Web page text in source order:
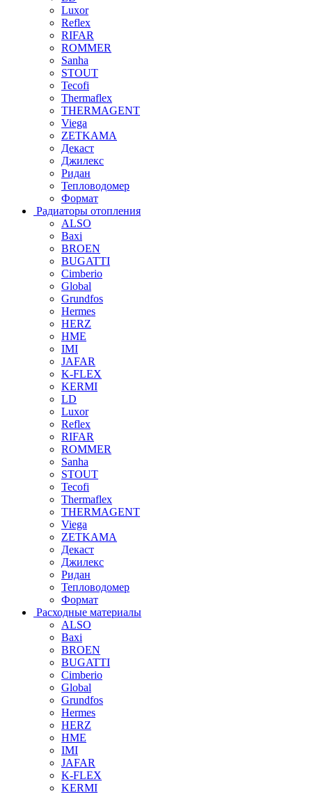
Luxor
Reflex
RIFAR
ROMMER
Sanha
STOUT
Tecofi
Thermaflex
THERMAGENT
Viega
ZETKAMA
Декаст
Джилекс
Ридан
Тепловодомер
Формат
Радиаторы отопления
ALSO
Baxi
BROEN
BUGATTI
Cimberio
Global
Grundfos
Hermes
HERZ
HME
IMI
JAFAR
K-FLEX
KERMI
LD
Luxor
Reflex
RIFAR
ROMMER
Sanha
STOUT
Tecofi
Thermaflex
THERMAGENT
Viega
ZETKAMA
Декаст
Джилекс
Ридан
Тепловодомер
Формат
Расходные материалы
ALSO
Baxi
BROEN
BUGATTI
Cimberio
Global
Grundfos
Hermes
HERZ
HME
IMI
JAFAR
K-FLEX
KERMI